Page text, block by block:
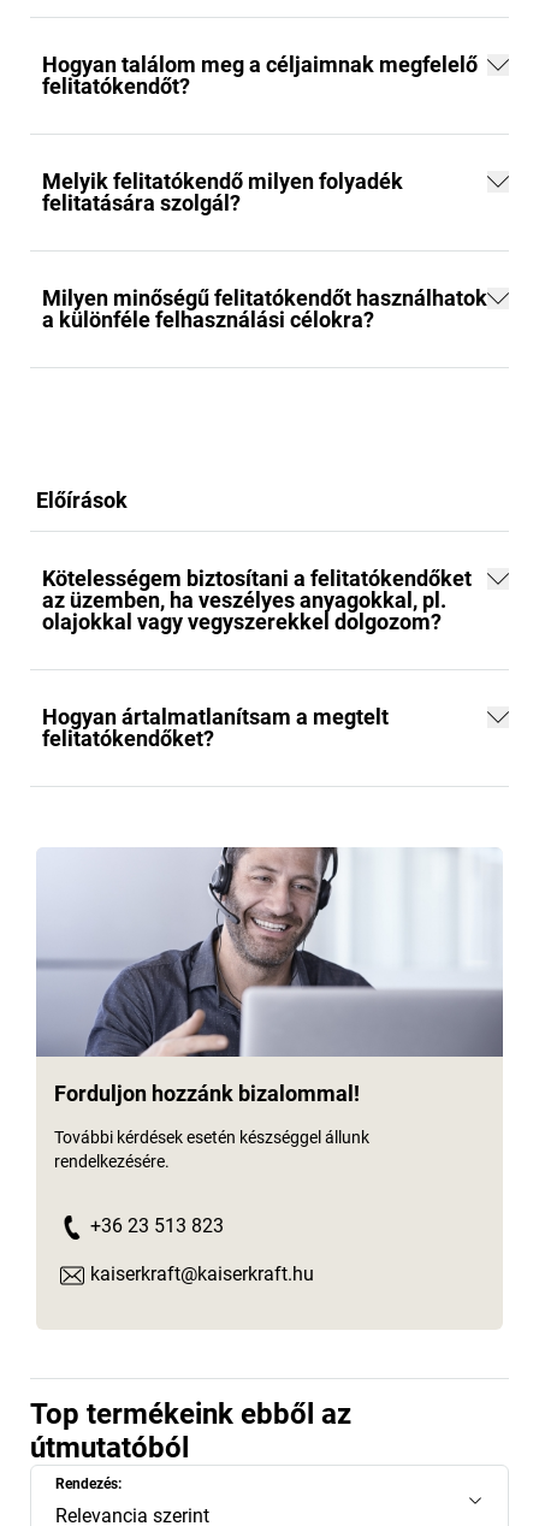
Hogyan találom meg a céljaimnak megfelelő
felitatókendőt?
Melyik felitatókendő milyen folyadék
felitatására szolgál?
Milyen minőségű felitatókendőt használhatok
a különféle felhasználási célokra?
Előírások
Kötelességem biztosítani a felitatókendőket
az üzemben, ha veszélyes anyagokkal, pl.
olajokkal vagy vegyszerekkel dolgozom?
Hogyan ártalmatlanítsam a megtelt
felitatókendőket?
Forduljon hozzánk bizalommal!
További kérdések esetén készséggel állunk
rendelkezésére.
+36 23 513 823
kaiserkraft@kaiserkraft.hu
Top termékeink ebből az
útmutatóból
Rendezés:
Relevancia szerint